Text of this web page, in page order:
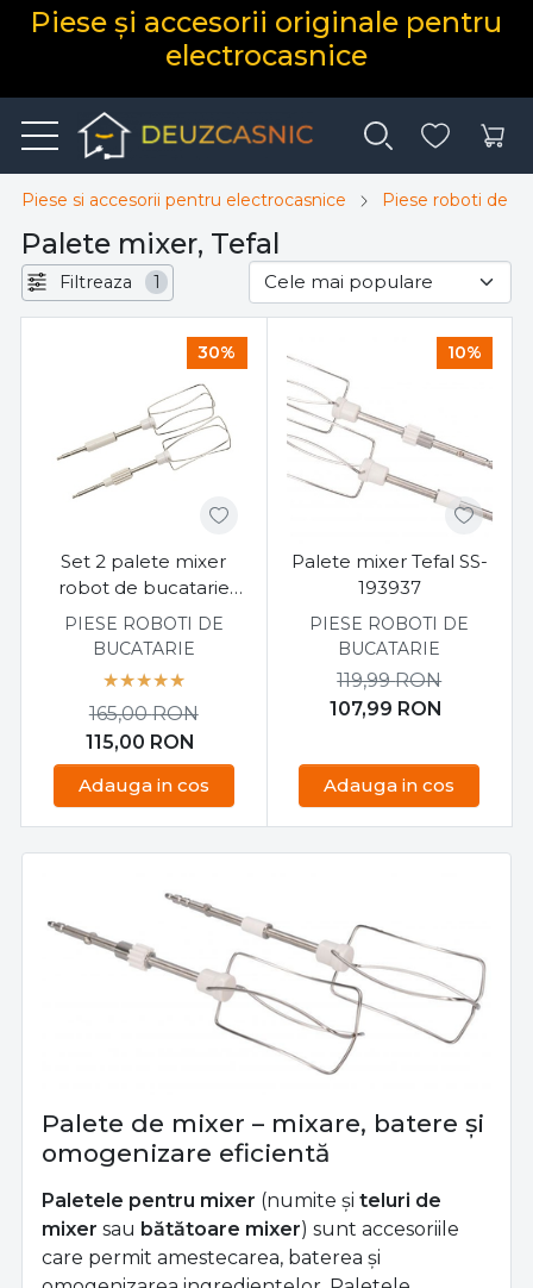
Piese și accesorii originale pentru
electrocasnice
Piese si accesorii pentru electrocasnice Piese roboti de
Palete mixer, Tefal
Filtreaza 1
30%
Set 2 palete mixer
robot de bucatarie
Moulinex, Tefal
PIESE ROBOTI DE
BUCATARIE
115,00 RON
165,00RON
Adauga in cos
10%
Palete mixer Tefal SS-
193937
PIESE ROBOTI DE
BUCATARIE
107,99 RON
119,99RON
Adauga in cos
Palete de mixer – mixare, batere și
omogenizare eficientă
Paletele pentru mixer (numite și teluri de
mixer sau bătătoare mixer) sunt accesoriile
care permit amestecarea, baterea și